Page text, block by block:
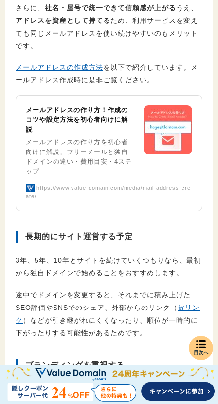
さらに、 社名・屋号で統一できて信頼感が上がる うえ、
アドレスを資産として持てるため、利用サービスを変え
ても同じメールアドレスを使い続けやすいのもメリット
です。
メールアドレスの作成方法を以下で紹介しています。メ
ールアドレス作成時に是非ご覧ください。
メールアドレスの作り方！作成の
コツや設定方法を初心者向けに解
説
メールアドレスの作り方を初心者
向けに解説。フリーメールと独自
ドメインの違い・費用目安・4ステ
ップ ...
https://www.value-domain.com/media/mail-address-cre
ate/
長期的にサイト運営する予定
3年、5年、10年とサイトを続けていくつもりなら、最初
から独自ドメインで始めることをおすすめします。
途中でドメインを変更すると、それまでに積み上げた
SEO評価やSNSでのシェア、外部からのリンク（被リン
ク ）などが引き継がれにくくなったり、順位が一時的に
下がったりする可能性があるためです。
ブランディングを重視する
ブランディングを重視するなら、独自ドメインは「ネッ
ト上の看板（正式な住所）」になります。
目次へ